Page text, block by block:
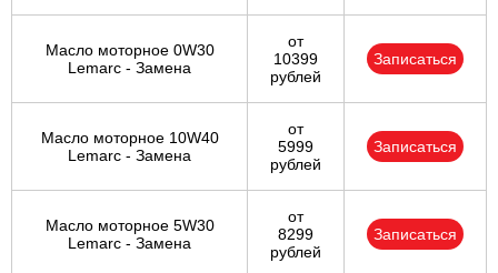
Масло моторное 0W30
Lemarc - Замена
от
10399
рублей
Записаться
Масло моторное 10W40
Lemarc - Замена
от
5999
рублей
Записаться
Масло моторное 5W30
Lemarc - Замена
от
8299
рублей
Записаться